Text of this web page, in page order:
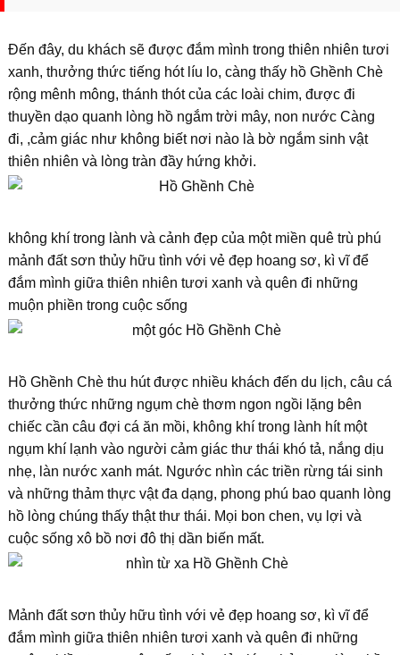
Đến đây, du khách sẽ được đắm mình trong thiên nhiên tươi
xanh, thưởng thức tiếng hót líu lo, càng thấy hồ Ghềnh Chè
rộng mênh mông, thánh thót của các loài chim, được đi
thuyền dạo quanh lòng hồ ngắm trời mây, non nước Càng
đi, ,cảm giác như không biết nơi nào là bờ ngắm sinh vật
thiên nhiên và lòng tràn đầy hứng khởi.
không khí trong lành và cảnh đẹp của một miền quê trù phú
mảnh đất sơn thủy hữu tình với vẻ đẹp hoang sơ, kì vĩ để
đắm mình giữa thiên nhiên tươi xanh và quên đi những
muộn phiền trong cuộc sống
Hồ Ghềnh Chè thu hút được nhiều khách đến du lịch, câu cá
thưởng thức những ngụm chè thơm ngon ngồi lặng bên
chiếc cần câu đợi cá ăn mồi, không khí trong lành hít một
ngụm khí lạnh vào người cảm giác thư thái khó tả, nắng dịu
nhẹ, làn nước xanh mát. Ngước nhìn các triền rừng tái sinh
và những thảm thực vật đa dạng, phong phú bao quanh lòng
hồ lòng chúng thấy thật thư thái. Mọi bon chen, vụ lợi và
cuộc sống xô bồ nơi đô thị dần biến mất.
Mảnh đất sơn thủy hữu tình với vẻ đẹp hoang sơ, kì vĩ để
đắm mình giữa thiên nhiên tươi xanh và quên đi những